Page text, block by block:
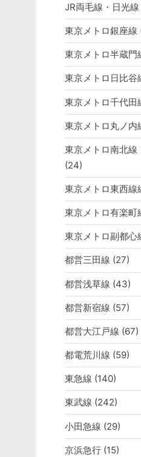
JR両毛線・日光線
東京メトロ銀座線
東京メトロ半蔵門
東京メトロ日比谷
東京メトロ千代田
東京メトロ丸ノ内
東京メトロ南北線
(24)
東京メトロ東西線
東京メトロ有楽町
東京メトロ副都心
都営三田線 (27)
都営浅草線 (43)
都営新宿線 (57)
都営大江戸線 (67)
都電荒川線 (59)
東急線 (140)
東武線 (242)
小田急線 (29)
京浜急行(15)